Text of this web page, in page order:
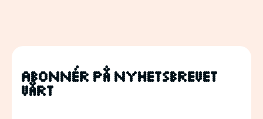
Abonnér på nyhetsbrevet
vårt